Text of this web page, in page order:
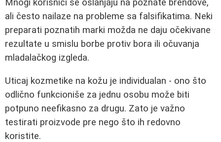
Mnogi korisnici se oslanjaju na poznate brendove,
ali često nailaze na probleme sa falsifikatima. Neki
preparati poznatih marki možda ne daju očekivane
rezultate u smislu borbe protiv bora ili očuvanja
mladalačkog izgleda.
Uticaj kozmetike na kožu je individualan - ono što
odlično funkcioniše za jednu osobu može biti
potpuno neefikasno za drugu. Zato je važno
testirati proizvode pre nego što ih redovno
koristite.